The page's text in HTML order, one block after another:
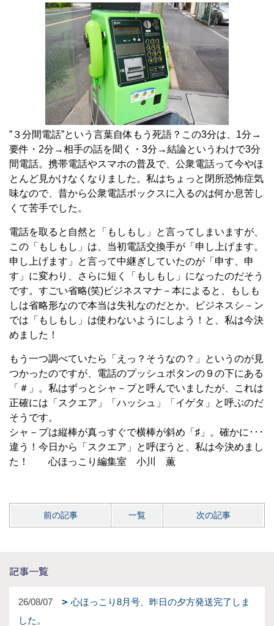
”３分間電話”という言葉自体もう死語？この3分は、1分→
要件・2分→相手の話を聞く・3分→結論というわけで3分
間電話。携帯電話やスマホの普及で、公衆電話って今やほ
とんど見かけなくなりました。私はちょっと閉所恐怖症気
味なので、昔から公衆電話ボックスに入るのは何か息苦し
くて苦手でした。
電話を取ると自然と「もしもし」と言ってしまいますが、
この「もしもし」は、当初電話交換手が「申し上げます。
申し上げます」と言って中継ぎしていたのが「申す、申
す」に変わり、さらに短く「もしもし」になったのだそう
です。すごい省略(笑)ビジネスマナ－本によると、もしも
しは省略形なので本当は失礼なのだとか。ビジネスシ－ン
では「もしもし」は使わないようにしよう！と、私は今決
めました！
もう一つ調べていたら「えっ？そうなの？」というのが見
つかったのですが、電話のプッシュボタンの９の下にある
「＃」。私はずっとシャ－プと呼んでいましたが、これは
正確には「スクエア」「ハッシュ」「イゲタ」と呼ぶのだ
そうです。
シャ－プは縦棒が真っすぐで横棒が斜め「♯」。確かに･･･
違う！今日から「スクエア」と呼ぼうと、私は今決めまし
た！ 心ほっこり編集室 小川 薫
前の記事 一覧 次の記事
記事一覧
26/08/07
心ほっこり8月号、昨日の夕方発送完了しま
した。